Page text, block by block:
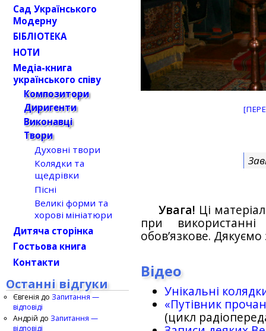
Увага! Ці
при
обов’язкове.
Відео
Унікальні
«Путівник
(цикл
Сад Українського
Модерну
БІБЛІОТЕКА
НОТИ
Медіа-книга
українського співу
Композитори
Диригенти
Виконавці
Твори
Духовні твори
Колядки та
щедрівки
Пісні
Великі форми та
хорові мініатюри
Дитяча сторінка
Гостьова книга
Контакти
Останні відгуки
Євгенія до Запитання —
відповіді
Андрій до Запитання —
відповіді